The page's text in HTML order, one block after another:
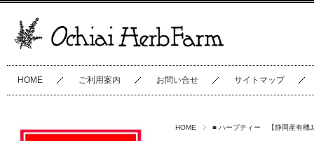
HOME ご利用案内 お問い合せ サイトマップ
HOME ■ ハーブティー 【静岡産有機